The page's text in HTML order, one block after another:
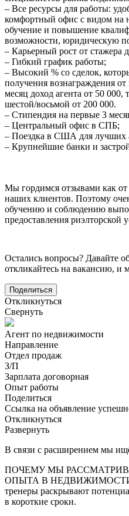
– Все ресурсы для работы:
комфортный офис с видом на
обучение и повышение
возможности, юридическую
– Карьерный рост от стажера
– Гибкий график работы;
– Высокий % со сделок,
получения вознаграждения
месяц доход агента от 50 000,
шестой/восьмой от 200 000.
– Стипендия на первые 3
– Центральный офис в СПБ;
– Поездка в США для лучших
– Крупнейшие банки и
Мы гордимся отзывами как
наших клиентов. Поэтому
обучению и соблюдению
предоставления риэлторской
Остались вопросы? Давайте
откликайтесь на вакансию, и
Поделиться
Откликнуться
Свернуть
Агент по недвижимости
Направление
Отдел продаж
З/П
Зарплата договорная
Опыт работы
Поделиться
Ссылка на объявление
Откликнуться
Развернуть
В связи с расширением мы
ПОЧЕМУ МЫ
ОПЫТА В НЕДВИЖИМОСТИ?
тренеры раскрывают
в короткие сроки.